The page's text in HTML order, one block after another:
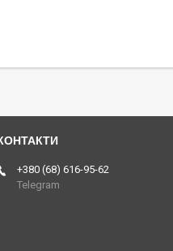
+380 (68) 616-95-62
Telegram